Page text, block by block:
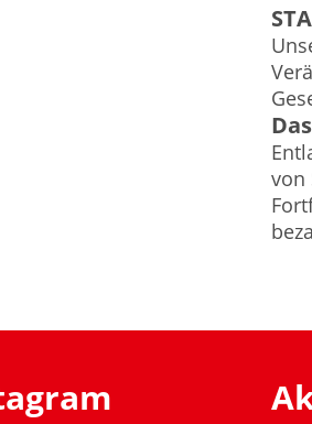
von